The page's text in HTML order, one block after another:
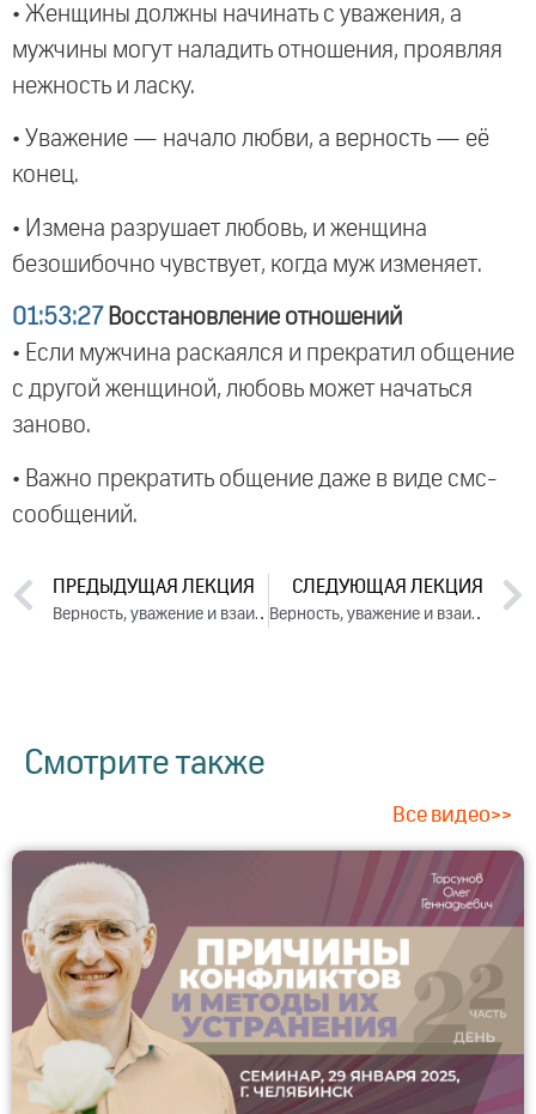
• Женщины должны начинать с уважения, а
мужчины могут наладить отношения, проявляя
нежность и ласку.
• Уважение — начало любви, а верность — её
конец.
• Измена разрушает любовь, и женщина
безошибочно чувствует, когда муж изменяет.
01:53:27 Восстановление отношений
• Если мужчина раскаялся и прекратил общение
с другой женщиной, любовь может начаться
заново.
• Важно прекратить общение даже в виде смс-
сообщений.
ПРЕДЫДУЩАЯ ЛЕКЦИЯ
Верность, уважение и взаимопонимание в семье. День 1. Часть 1 (2024)
СЛЕДУЮЩАЯ ЛЕКЦИЯ
Верность, уважение и взаимопонимание в семье. День 2. Часть 1 (2024)
Смотрите также
Все видео>>